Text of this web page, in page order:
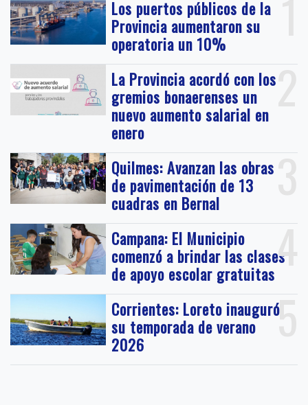
1
Los puertos públicos de la
Provincia aumentaron su
operatoria un 10%
2
La Provincia acordó con los
gremios bonaerenses un
nuevo aumento salarial en
enero
3
Quilmes: Avanzan las obras
de pavimentación de 13
cuadras en Bernal
4
Campana: El Municipio
comenzó a brindar las clases
de apoyo escolar gratuitas
5
Corrientes: Loreto inauguró
su temporada de verano
2026